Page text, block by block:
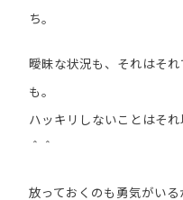
ち。
曖昧な状況も、それはそ
も。
ハッキリしないことはそ
＾＾
放っておくのも勇気がいる